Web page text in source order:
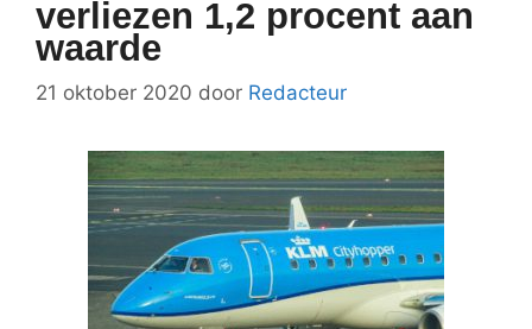
verliezen 1,2 procent aan
waarde
21 oktober 2020 door Redacteur